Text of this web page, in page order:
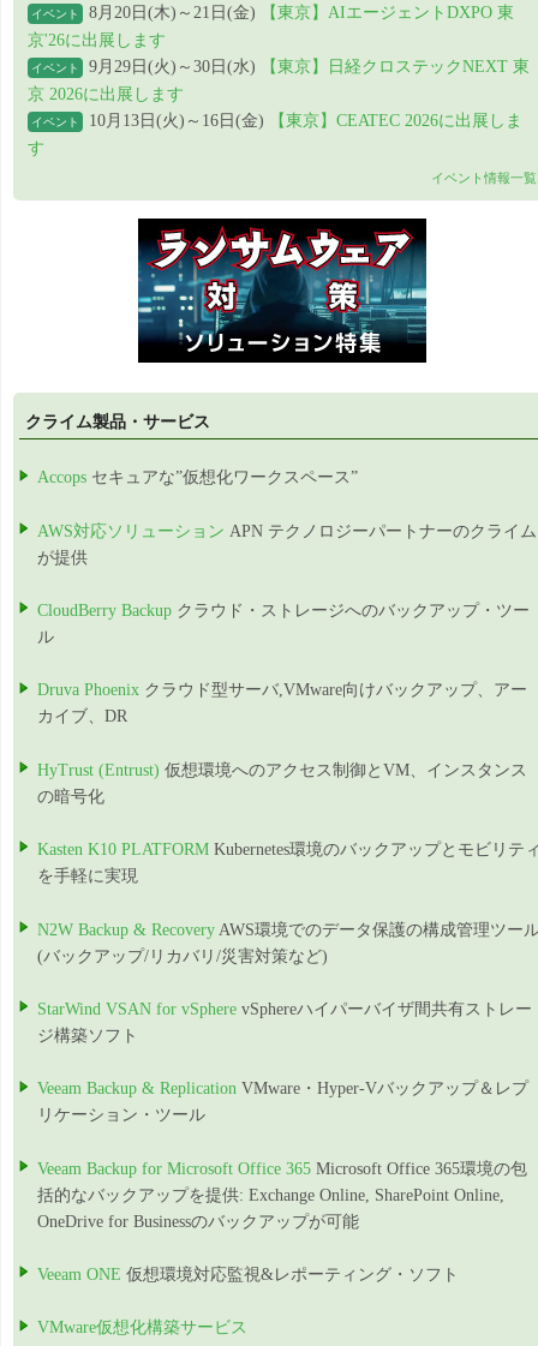
イベント 8月20日(木)～21日(金)
【東京】AIエージェントDXPO 東
京'26に出展します
イベント 9月29日(火)～30日(水)
【東京】日経クロステックNEXT 東
京 2026に出展します
イベント 10月13日(火)～16日(金)
【東京】CEATEC 2026に出展しま
す
イベント情報一覧
クライム製品・サービス
Accops セキュアな”仮想化ワークスペース”
AWS対応ソリューション APN テクノロジーパートナーのクライム
が提供
CloudBerry Backup クラウド・ストレージへのバックアップ・ツー
ル
Druva Phoenix クラウド型サーバ,VMware向けバックアップ、アー
カイブ、DR
HyTrust (Entrust) 仮想環境へのアクセス制御とVM、インスタンス
の暗号化
Kasten K10 PLATFORM Kubernetes環境のバックアップとモビリテ
を手軽に実現
N2W Backup & Recovery AWS環境でのデータ保護の構成管理ツー
(バックアップ/リカバリ/災害対策など)
StarWind VSAN for vSphere vSphereハイパーバイザ間共有ストレー
ジ構築ソフト
Veeam Backup & Replication VMware・Hyper-Vバックアップ＆レプ
リケーション・ツール
Veeam Backup for Microsoft Office 365 Microsoft Office 365環境の包
括的なバックアップを提供: Exchange Online, SharePoint Online,
OneDrive for Businessのバックアップが可能
Veeam ONE 仮想環境対応監視&レポーティング・ソフト
VMware仮想化構築サービス